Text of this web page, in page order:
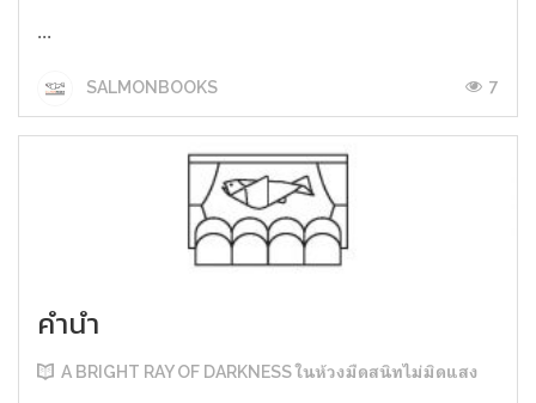
...
SALMONBOOKS 7
คำนำ
A BRIGHT RAY OF DARKNESS ในห้วงมืดสนิทไม่มิดแสง